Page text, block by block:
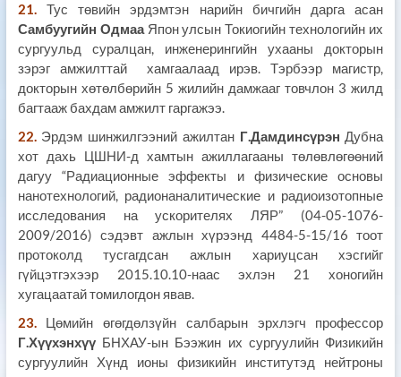
21.Тус төвийн эрдэмтэн нарийн бичгийн дарга асан
Самбуугийн ОдмааЯпон улсын Токиогийн технологийн их
сургуульд суралцан, инженерингийн ухааны докторын
зэрэг амжилттай хамгаалаад ирэв. Тэрбээр магистр,
докторын хөтөлбөрийн 5 жилийн дамжааг товчлон 3 жилд
багтааж бахдам амжилт гаргажээ.
22.Эрдэм шинжилгээний ажилтан Г.Дамдинсүрэн Дубна
хот дахь ЦШНИ-д хамтын ажиллагааны төлөвлөгөөний
дагуу “Радиационные эффекты и физические основы
нанотехнологий, радионаналитические и радиоизотопные
исследования на ускорителях ЛЯР” (04-05-1076-
2009/2016) сэдэвт ажлын хүрээнд 4484-5-15/16 тоот
протоколд тусгагдсан ажлын хариуцсан хэсгийг
гүйцэтгэхээр 2015.10.10-наас эхлэн 21 хоногийн
хугацаатай томилогдон явав.
23.Цөмийн өгөгдөлзүйн салбарын эрхлэгч профессор
Г.ХүүхэнхүүБНХАУ-ын Бээжин их сургуулийн Физикийн
сургуулийн Хүнд ионы физикийн институтэд нейтроны